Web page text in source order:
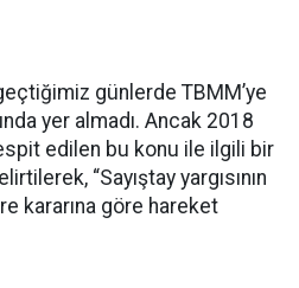
günlerde TBMM’ye
yer almadı. Ancak 2018
edilen bu konu ile ilgili bir
“Sayıştay yargısının
kararına göre hareket